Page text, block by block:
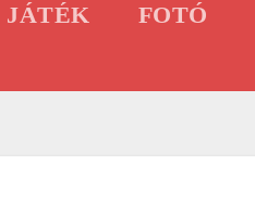
JÁTÉK FOTÓ